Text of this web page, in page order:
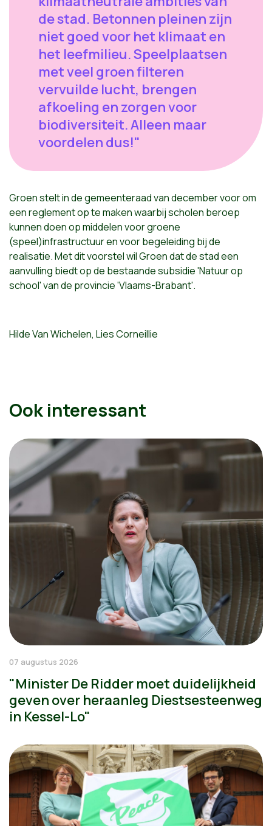
de stad. Betonnen pleinen zijn
niet goed voor het klimaat en
het leefmilieu. Speelplaatsen
met veel groen filteren
vervuilde lucht, brengen
afkoeling en zorgen voor
biodiversiteit. Alleen maar
voordelen dus!"
Groen stelt in de gemeenteraad van december voor om
een reglement op te maken waarbij scholen beroep
kunnen doen op middelen voor groene
(speel)infrastructuur en voor begeleiding bij de
realisatie. Met dit voorstel wil Groen dat de stad een
aanvulling biedt op de bestaande subsidie 'Natuur op
school' van de provincie 'Vlaams-Brabant'.
Hilde Van Wichelen, Lies Corneillie
Ook interessant
07 augustus 2026
"Minister De Ridder moet duidelijkheid
geven over heraanleg Diestsesteenweg
in Kessel-Lo"